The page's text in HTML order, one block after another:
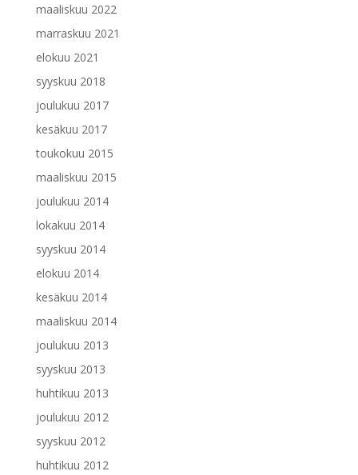
maaliskuu 2022
marraskuu 2021
elokuu 2021
syyskuu 2018
joulukuu 2017
kesäkuu 2017
toukokuu 2015
maaliskuu 2015
joulukuu 2014
lokakuu 2014
syyskuu 2014
elokuu 2014
kesäkuu 2014
maaliskuu 2014
joulukuu 2013
syyskuu 2013
huhtikuu 2013
joulukuu 2012
syyskuu 2012
huhtikuu 2012